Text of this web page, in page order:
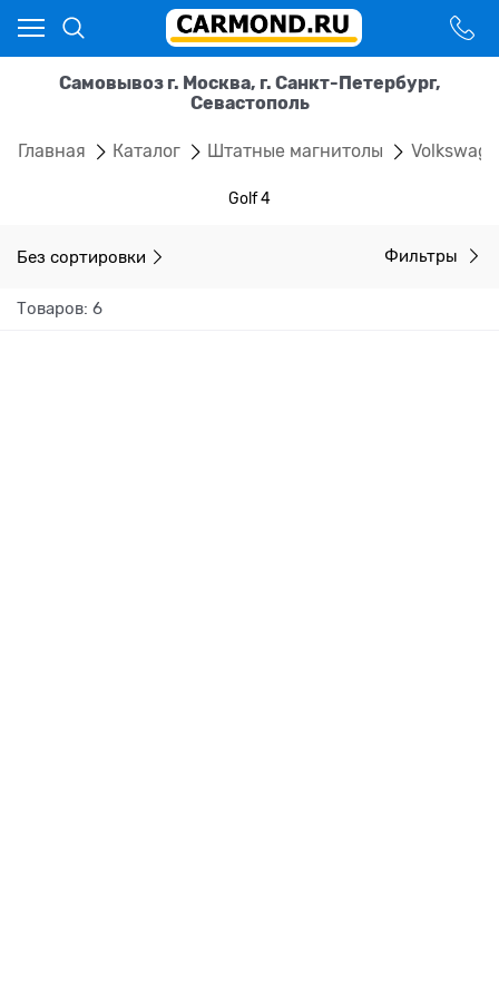
Самовывоз г. Москва, г. Санкт-Петербург,
Севастополь
Главная Каталог Штатные магнитолы
Golf 4
Без сортировки Фильтры
Товаров: 6